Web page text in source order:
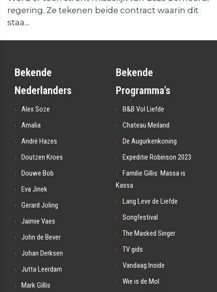
regering. Ze tekenen beide contract waarin dit
staa...
Bekende
Nederlanders
Alex Soze
Amalia
André Hazes
Doutzen Kroes
Douwe Bob
Eva Jinek
Gerard Joling
Jaimie Vaes
John de Bever
Johan Derksen
Jutta Leerdam
Mark Gillis
Bekende
Programma's
B&B Vol Liefde
Chateau Meiland
De Augurkenkoning
Expeditie Robinson 2023
Familie Gillis: Massa is
Kassa
Lang Leve de Liefde
Songfestival
The Masked Singer
TV gids
Vandaag Inside
Wie is de Mol